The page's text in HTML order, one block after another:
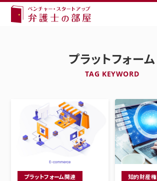
プラットフォーム
TAG KEYWORD
プラットフォーム関連 知的財産権